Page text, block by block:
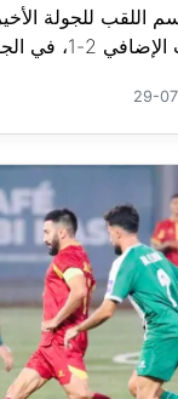
اللقب للجولة
في الجولة ال...
29-